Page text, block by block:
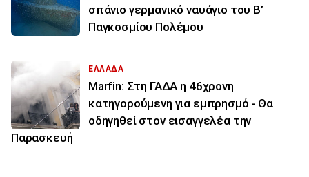
σπάνιο γερμανικό ναυάγιο του Β’
Παγκοσμίου Πολέμου
ΕΛΛΑΔΑ
Marfin: Στη ΓΑΔΑ η 46χρονη
κατηγορούμενη για εμπρησμό - Θα
οδηγηθεί στον εισαγγελέα την
Παρασκευή